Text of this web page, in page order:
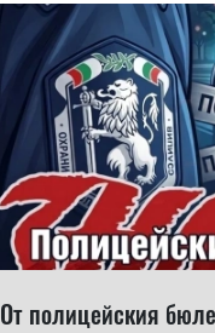
От полицейския